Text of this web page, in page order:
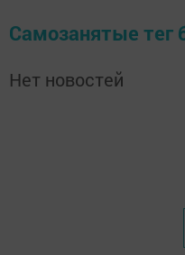
Самозанятые тег
Нет новостей